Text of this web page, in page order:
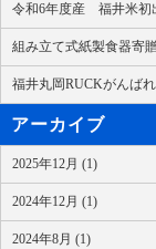
令和6年度産 福井米初
組み立て式紙製食器寄
福井丸岡RUCKがんばれ
アーカイブ
2025年12月 (1)
2024年12月 (1)
2024年8月 (1)